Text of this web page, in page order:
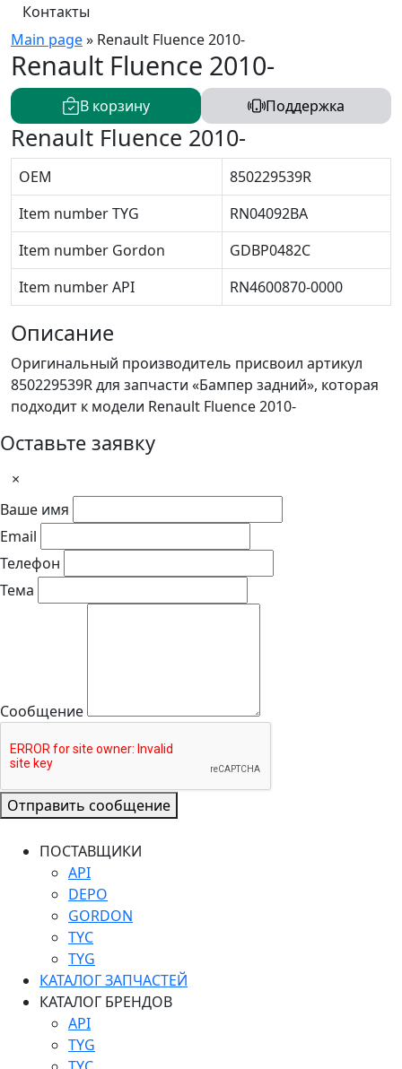
Контакты
Main page» Renault Fluence 2010-
Renault Fluence 2010-
В корзину Поддержка
Renault Fluence 2010-
OEM
850229539R
Item number TYG
RN04092BA
Item number Gordon
GDBP0482C
Item number API
RN4600870-0000
Описание
Оригинальный производитель присвоил артикул
850229539R для запчасти «Бампер задний», которая
подходит к модели Renault Fluence 2010-
Оставьте заявку
×
Ваше имя
Email
Телефон
Тема
Сообщение
Отправить сообщение
ПОСТАВЩИКИ
API
DEPO
GORDON
TYC
TYG
КАТАЛОГ ЗАПЧАСТЕЙ
КАТАЛОГ БРЕНДОВ
API
TYG